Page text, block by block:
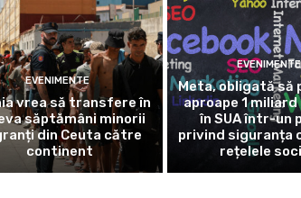
EVENIMENTE
vrea să transfere în
săptămâni minorii
din Ceuta către
continent
EVENIMENTE
Meta, obligată să
aproape 1
în SUA într-un
privind siguranța
rețelele